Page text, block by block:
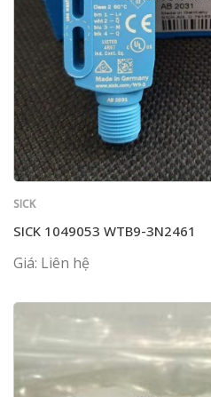
SICK
SICK 1049053 WTB9-3N2461
Giá: Liên hệ